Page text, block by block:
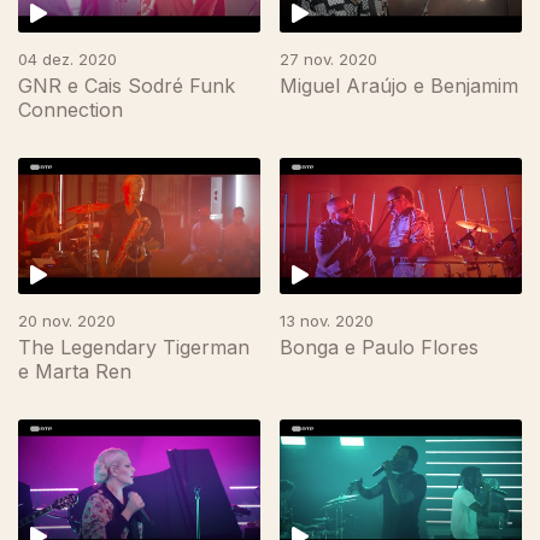
04 dez. 2020
GNR e Cais Sodré Funk
Connection
27 nov. 2020
Miguel Araújo e Benjamim
20 nov. 2020
The Legendary Tigerman
e Marta Ren
13 nov. 2020
Bonga e Paulo Flores